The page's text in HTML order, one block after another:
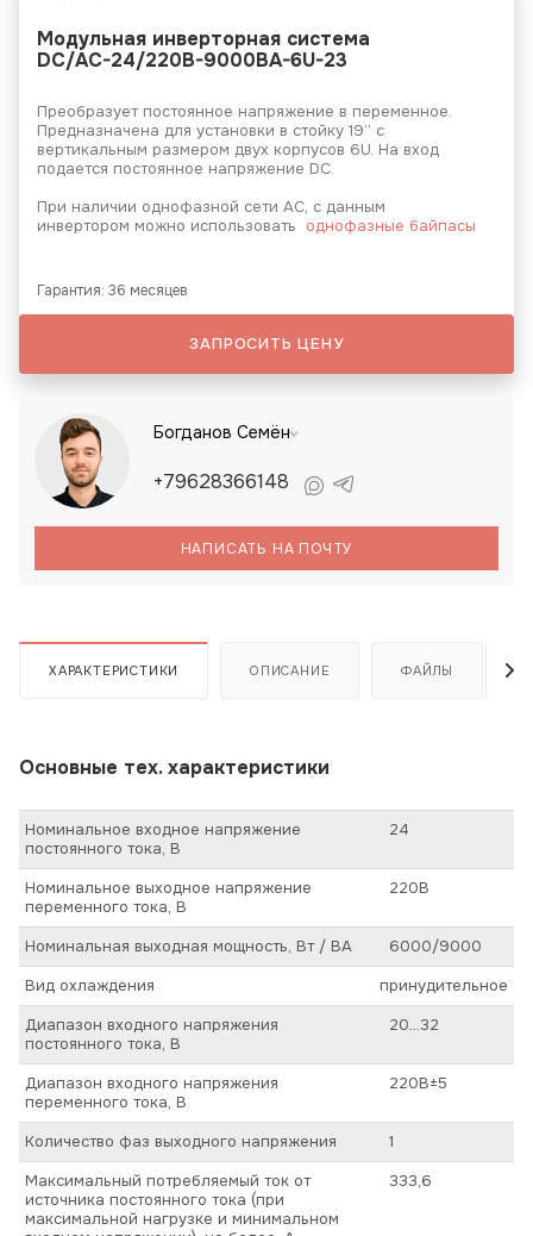
Модульная инверторная система
DC/AC-24/220B-9000BA-6U-23
Преобразует постоянное напряжение в переменное.
Предназначена для установки в стойку 19” с
вертикальным размером двух корпусов 6U. На вход
подается постоянное напряжение DC.
При наличии однофазной сети АС, с данным
инвертором можно использовать однофазные байпасы
Гарантия: 36 месяцев
ЗАПРОСИТЬ ЦЕНУ
Богданов Семён
+79628366148
НАПИСАТЬ НА ПОЧТУ
ХАРАКТЕРИСТИКИ ОПИСАНИЕ ФАЙЛЫ
Основные тех. характеристики
Номинальное входное напряжение
постоянного тока, В
24
Номинальное выходное напряжение
переменного тока, В
220В
Номинальная выходная мощность, Вт / ВА
6000/9000
Вид охлаждения
принудительное
Диапазон входного напряжения
постоянного тока, В
20…32
Диапазон входного напряжения
переменного тока, В
220В±5
Количество фаз выходного напряжения
1
Максимальный потребляемый ток от
источника постоянного тока (при
максимальной нагрузке и минимальном
333,6